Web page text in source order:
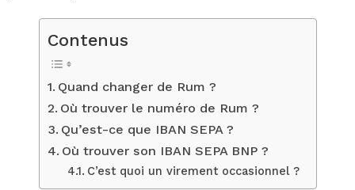
Contenus
Quand changer de Rum ?
Où trouver le numéro de Rum ?
Qu’est-ce que IBAN SEPA ?
Où trouver son IBAN SEPA BNP ?
C’est quoi un virement occasionnel ?